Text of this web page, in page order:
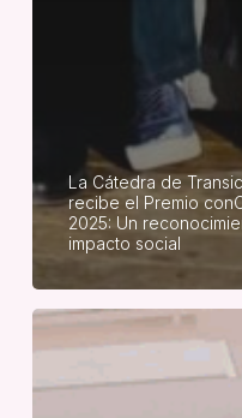
La Cátedra de
recibe el Premio
2025: Un
impacto social